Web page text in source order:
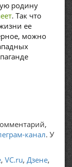
родину
. Так что
ее
можно
канал. У
, VC.ru, Дзене,